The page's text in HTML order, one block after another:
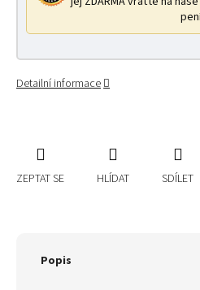
Detailní informace
ZEPTAT SE HLÍDAT SDÍLET
Popis